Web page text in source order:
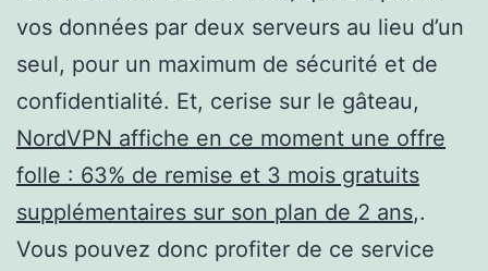
vos données par deux serveurs au lieu d’un
seul, pour un maximum de sécurité et de
confidentialité. Et, cerise sur le gâteau,
NordVPN affiche en ce moment une offre
folle : 63% de remise et 3 mois gratuits
supplémentaires sur son plan de 2 ans,.
Vous pouvez donc profiter de ce service